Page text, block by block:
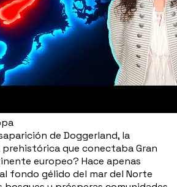
de Doggerland, la
que conectaba Gran
europeo? Hace apenas
fondo gélido del mar del Norte